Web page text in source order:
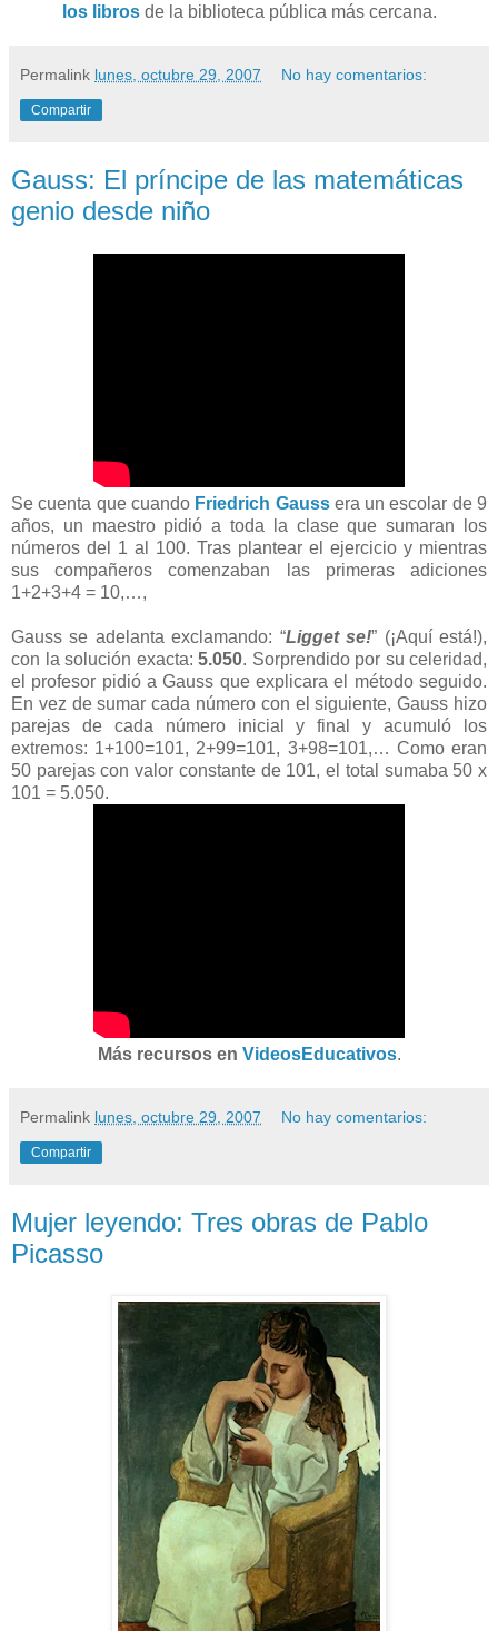
los librosde la biblioteca pública más cercana.
Permalink lunes, octubre 29, 2007 No hay comentarios:
Compartir
Gauss: El príncipe de las matemáticas
genio desde niño
Se cuenta que cuando Friedrich Gaussera un escolar de 9
años, un maestro pidió a toda la clase que sumaran los
números del 1 al 100. Tras plantear el ejercicio y mientras
sus compañeros comenzaban las primeras adiciones
1+2+3+4 = 10,…,
Gauss se adelanta exclamando: “Ligget se!” (¡Aquí está!),
con la solución exacta: 5.050. Sorprendido por su celeridad,
el profesor pidió a Gauss que explicara el método seguido.
En vez de sumar cada número con el siguiente, Gauss hizo
parejas de cada número inicial y final y acumuló los
extremos: 1+100=101, 2+99=101, 3+98=101,… Como eran
50 parejas con valor constante de 101, el total sumaba 50 x
101 = 5.050.
Más recursos en VideosEducativos.
Permalink lunes, octubre 29, 2007 No hay comentarios:
Compartir
Mujer leyendo: Tres obras de Pablo
Picasso